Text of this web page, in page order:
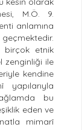
M.Ö. 9.
anlamına
birçok etnik
zenginliği ile
kendine
bu
eden ve
mimarî